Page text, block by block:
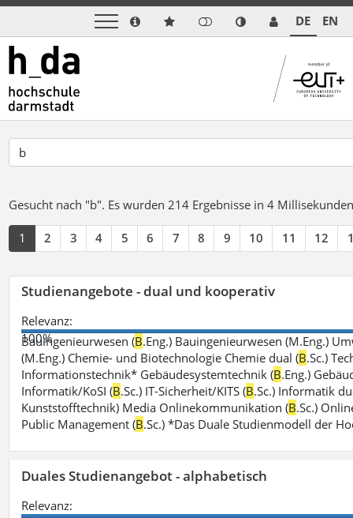
DE EN
Gesucht nach "b". Es wurden 214 Ergebnisse in 4
1 2 3 4 5 6 7 8 9 10 11 12
Studienangebote - dual und kooperativ
Relevanz:
100%
Bauingenieurwesen (B.Eng.) Bauingenieurwesen (M.Eng.)
(M.Eng.) Chemie- und Biotechnologie Chemie dual (B.Sc.)
Informationstechnik* Gebäudesystemtechnik (B.Eng.)
Informatik/KoSI (B.Sc.) IT-Sicherheit/KITS (B.Sc.) Informatik
Kunststofftechnik) Media Onlinekommunikation (B.Sc.)
Public Management (B.Sc.) *Das Duale Studienmodell der
Duales Studienangebot - alphabetisch
Relevanz: